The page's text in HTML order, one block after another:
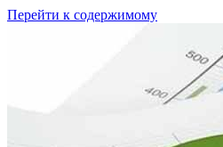
Перейти к содержимому